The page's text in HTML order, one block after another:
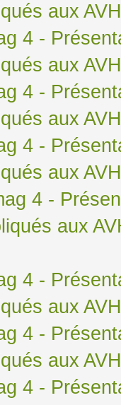
aux AVH
4 -
aux AVH
4 -
aux AVH
4 -
aux AVH
4 -
aux
4 -
aux AVH
4 -
aux AVH
4 -